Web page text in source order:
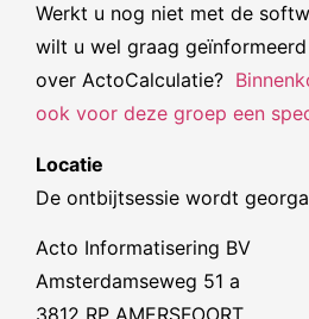
Werkt u nog niet met de
wilt u wel graag
over ActoCalculatie?
ook voor deze groep een
Locatie
De ontbijtsessie wordt
Acto Informatisering BV
Amsterdamseweg 51 a